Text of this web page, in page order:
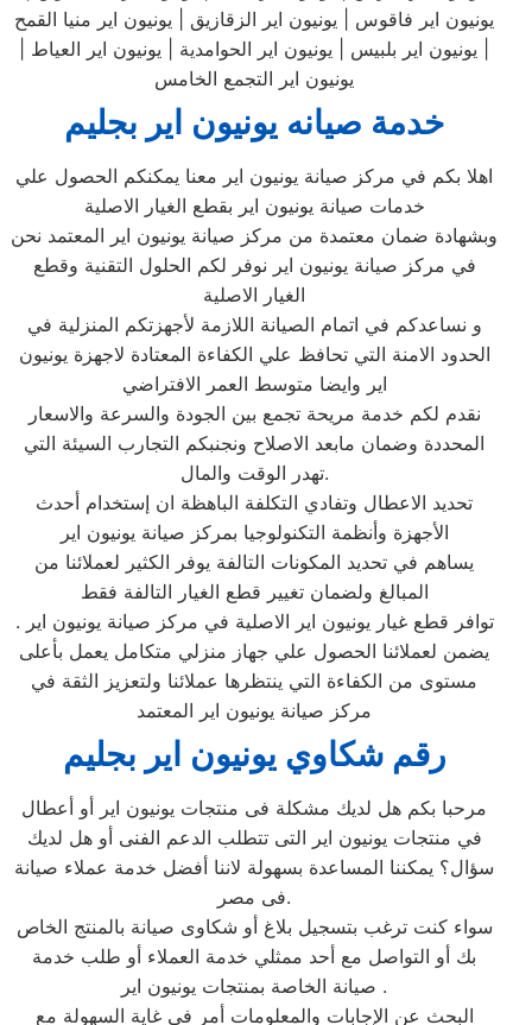
يونيون اير فاقوس | يونيون اير الزقازيق | يونيون اير منيا القمح
| يونيون اير بلبيس | يونيون اير الحوامدية | يونيون اير العياط |
يونيون اير التجمع الخامس
خدمة صيانه يونيون اير بجليم
اهلا بكم في مركز صيانة يونيون اير معنا يمكنكم الحصول علي
خدمات صيانة يونيون اير بقطع الغيار الاصلية
وبشهادة ضمان معتمدة من مركز صيانة يونيون اير المعتمد نحن
في مركز صيانة يونيون اير نوفر لكم الحلول التقنية وقطع
الغيار الاصلية
و نساعدكم في اتمام الصيانة اللازمة لأجهزتكم المنزلية في
الحدود الامنة التي تحافظ علي الكفاءة المعتادة لاجهزة يونيون
اير وايضا متوسط العمر الافتراضي
نقدم لكم خدمة مريحة تجمع بين الجودة والسرعة والاسعار
المحددة وضمان مابعد الاصلاح ونجنبكم التجارب السيئة التي
تهدر الوقت والمال.
تحديد الاعطال وتفادي التكلفة الباهظة ان إستخدام أحدث
الأجهزة وأنظمة التكنولوجيا بمركز صيانة يونيون اير
يساهم في تحديد المكونات التالفة يوفر الكثير لعملائنا من
المبالغ ولضمان تغيير قطع الغيار التالفة فقط
توافر قطع غيار يونيون اير الاصلية في مركز صيانة يونيون اير .
يضمن لعملائنا الحصول علي جهاز منزلي متكامل يعمل بأعلى
مستوى من الكفاءة التي ينتظرها عملائنا ولتعزيز الثقة في
مركز صيانة يونيون اير المعتمد
رقم شكاوي يونيون اير بجليم
مرحبا بكم هل لديك مشكلة فى منتجات يونيون اير أو أعطال
في منتجات يونيون اير التى تتطلب الدعم الفنى أو هل لديك
سؤال؟ يمكننا المساعدة بسهولة لاننا أفضل خدمة عملاء صيانة
فى مصر.
سواء كنت ترغب بتسجيل بلاغ أو شكاوى صيانة بالمنتج الخاص
بك أو التواصل مع أحد ممثلي خدمة العملاء أو طلب خدمة
صيانة الخاصة بمنتجات يونيون اير .
البحث عن الإجابات والمعلومات أمر في غاية السهولة مع